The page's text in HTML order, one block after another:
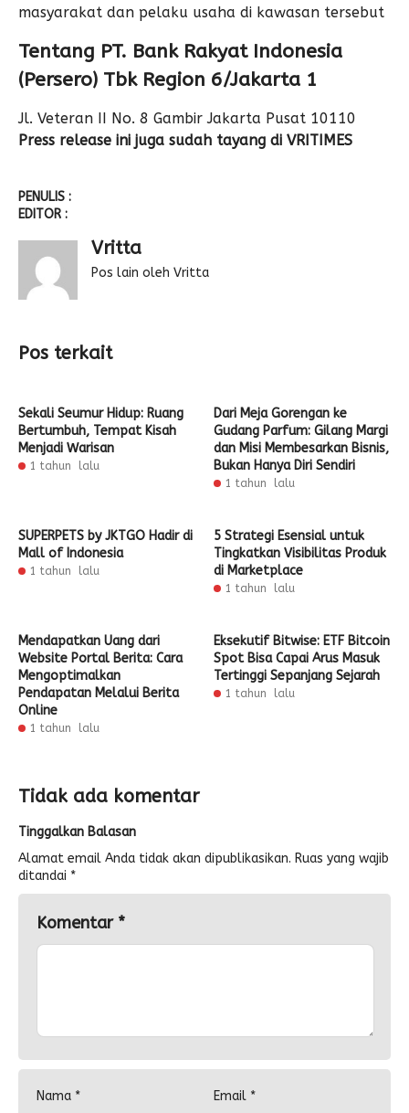
masyarakat dan pelaku usaha di kawasan tersebut
Tentang PT. Bank Rakyat Indonesia
(Persero) Tbk Region 6/Jakarta 1
Jl. Veteran II No. 8 Gambir Jakarta Pusat 10110
Press release ini juga sudah tayang di VRITIMES
PENULIS :
EDITOR :
Vritta
Pos lain oleh Vritta
Pos terkait
Sekali Seumur Hidup: Ruang
Bertumbuh, Tempat Kisah
Menjadi Warisan
1 tahun lalu
Dari Meja Gorengan ke
Gudang Parfum: Gilang Margi
dan Misi Membesarkan Bisnis,
Bukan Hanya Diri Sendiri
1 tahun lalu
SUPERPETS by JKTGO Hadir di
Mall of Indonesia
1 tahun lalu
5 Strategi Esensial untuk
Tingkatkan Visibilitas Produk
di Marketplace
1 tahun lalu
Mendapatkan Uang dari
Website Portal Berita: Cara
Mengoptimalkan
Pendapatan Melalui Berita
Online
1 tahun lalu
Eksekutif Bitwise: ETF Bitcoin
Spot Bisa Capai Arus Masuk
Tertinggi Sepanjang Sejarah
1 tahun lalu
Tidak ada komentar
Tinggalkan Balasan
Alamat email Anda tidak akan dipublikasikan. Ruas yang wajib
ditandai *
Komentar *
Nama * Email *